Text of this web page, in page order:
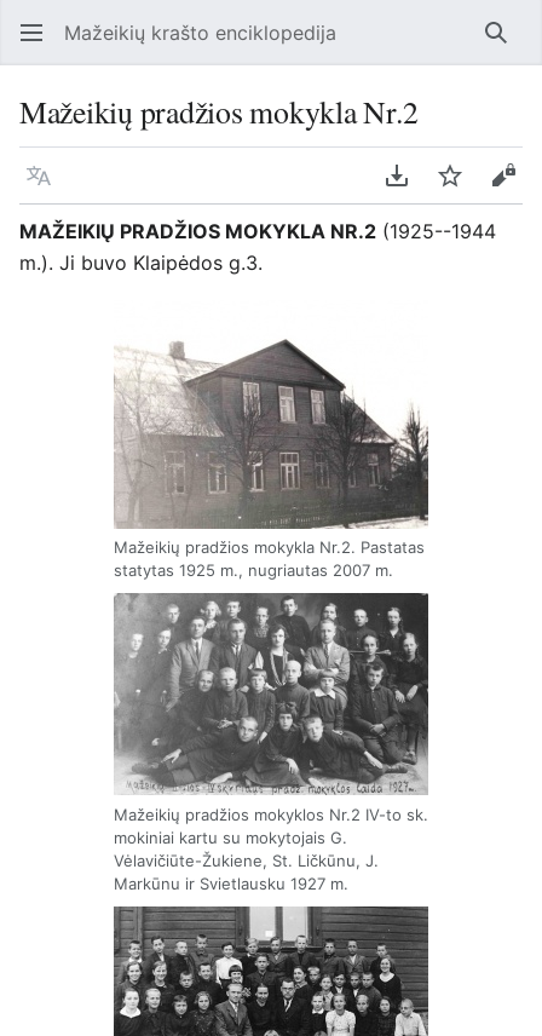
Mažeikių krašto enciklopedija
Mažeikių pradžios mokykla Nr.2
Kalba Parsisiųsti kaip
Stebėti
MAŽEIKIŲ PRADŽIOS MOKYKLA NR.2 (1925--1944
m.). Ji buvo Klaipėdos g.3.
Mažeikių pradžios mokykla Nr.2. Pastatas
statytas 1925 m., nugriautas 2007 m.
Mažeikių pradžios mokyklos Nr.2 IV-to sk.
mokiniai kartu su mokytojais G.
Vėlavičiūte-Žukiene, St. Ličkūnu, J.
Markūnu ir Svietlausku 1927 m.